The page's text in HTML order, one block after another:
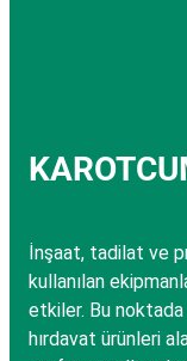
İnşaat, tadilat ve
kullanılan
etkiler. Bu
hırdavat ürünleri